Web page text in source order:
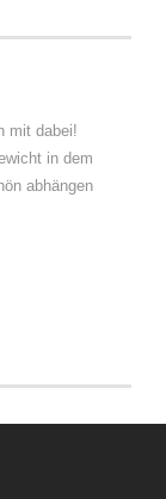
mit dabei!
in dem
abhängen